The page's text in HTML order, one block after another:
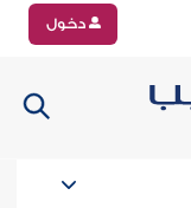
دخول